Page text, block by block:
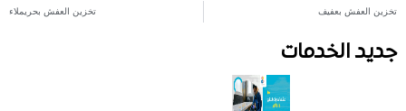
بعفيف تخزين العفش بحريملاء
الخدمات